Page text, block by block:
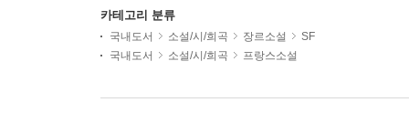
카테고리 분류
국내도서 소설/시/희곡 장르소설
SF
국내도서
소설/시/희곡 프랑스소설